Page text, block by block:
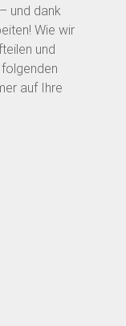
und dank
Wie wir
und
auf Ihre